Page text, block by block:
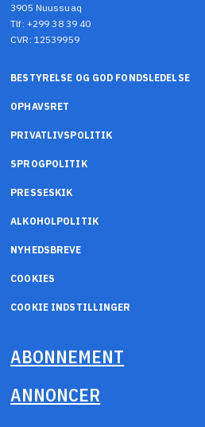
3905 Nuussuaq
Tlf: +299 38 39 40
CVR: 12539959
BESTYRELSE OG GOD FONDSLEDELSE
OPHAVSRET
PRIVATLIVSPOLITIK
SPROGPOLITIK
PRESSESKIK
ALKOHOLPOLITIK
NYHEDSBREVE
COOKIES
COOKIE INDSTILLINGER
ABONNEMENT
ANNONCER